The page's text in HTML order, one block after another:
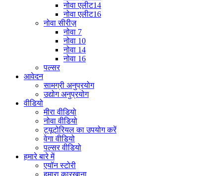
नोवा एलीट14
नोवा एलीट16
नोवा सीरीज़
नोवा 7
नोवा 10
नोवा 14
नोवा 16
पल्सर
आवेदन
सामग्री अनुप्रयोग
उद्योग अनुप्रयोग
वीडियो
मीरा वीडियो
नोवा वीडियो
ट्यूटोरियल का उपयोग करें
वेगा वीडियो
पल्सर वीडियो
हमारे बारे में
एयॉन स्टोरी
हमारा कारखाना